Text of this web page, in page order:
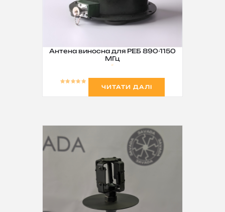
Антена виносна для РЕБ 890-1150
МГц
ЧИТАТИ ДАЛІ